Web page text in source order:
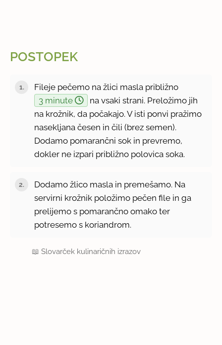
POSTOPEK
Fileje pečemo na žlici masla približno
3 minute
na vsaki strani. Preložimo jih
na krožnik, da počakajo. V isti ponvi pražimo
nasekljana česen in čili (brez semen).
Dodamo pomarančni sok in prevremo,
dokler ne izpari približno polovica soka.
Dodamo žlico masla in premešamo. Na
servirni krožnik položimo pečen file in ga
prelijemo s pomarančno omako ter
potresemo s koriandrom.
📖Slovarček kulinaričnih izrazov